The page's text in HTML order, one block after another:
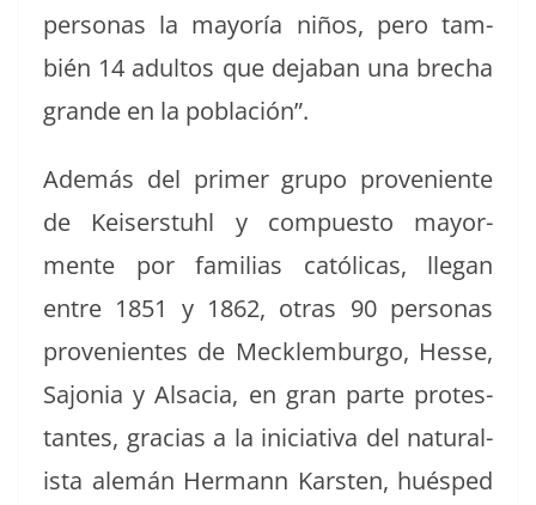
per­sonas la may­oría niños, pero tam­
bién 14 adul­tos que deja­ban una brecha
grande en la población”.
Además del primer grupo prove­niente
de Keis­er­stuhl y com­puesto may­or­
mente por famil­ias católi­cas, lle­gan
entre 1851 y 1862, otras 90 per­sonas
prove­nientes de Meck­lem­bur­go, Hesse,
Sajo­nia y Alsa­cia, en gran parte protes­
tantes, gra­cias a la ini­cia­ti­va del nat­u­ral­
ista alemán Her­mann Karsten, huésped